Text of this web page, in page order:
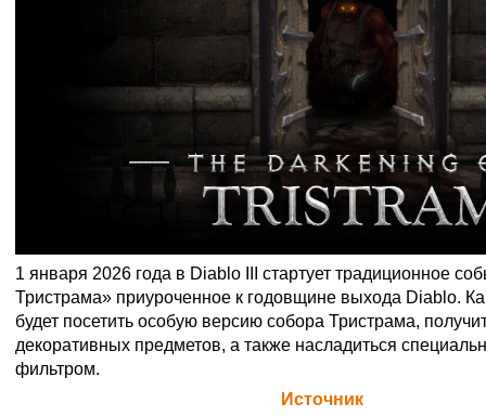
1 января 2026 года в Diablo III стартует традиционное
Тристрама» приуроченное к годовщине выхода Diablo.
будет посетить особую версию собора Тристрама,
декоративных предметов, а также насладиться
фильтром.
Источник